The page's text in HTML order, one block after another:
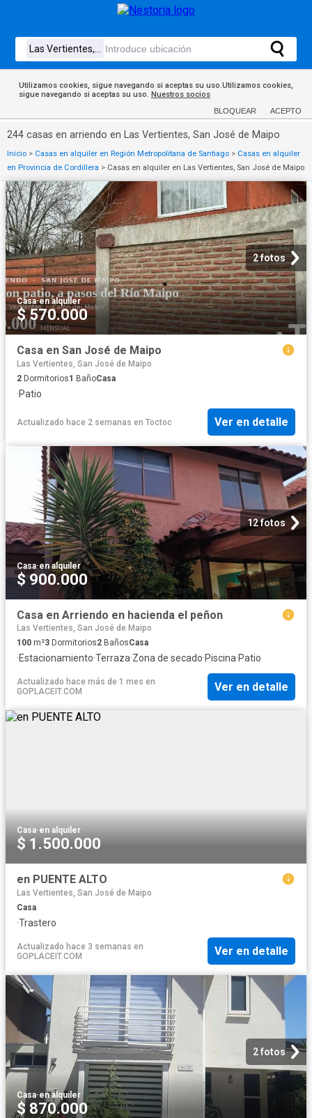
Utilizamos cookies, sigue navegando si aceptas su uso.Utilizamos cookies,
sigue navegando si aceptas su uso. Nuestros socios
BLOQUEAR ACEPTO
244 casas en arriendo en Las Vertientes, San José de Maipo
Inicio > Casas en alquiler en Región Metropolitana de Santiago > Casas en alquiler
en Provincia de Cordillera > Casas en alquiler en Las Vertientes, San José de Maipo
2 fotos
Casa·en alquiler
$ 570.000
Casa en San José de Maipo
Las Vertientes, San José de Maipo
2 Dormitorios1 BañoCasa
·Patio
Actualizado hace 2 semanas en Toctoc Ver en detalle
12 fotos
Casa·en alquiler
$ 900.000
Casa en Arriendo en hacienda el peñon
Las Vertientes, San José de Maipo
100 m²3 Dormitorios2 BañosCasa
·Estacionamiento·Terraza·Zona de secado·Piscina·Patio
Actualizado hace más de 1 mes en
GOPLACEIT.COM
Ver en detalle
Casa·en alquiler
$ 1.500.000
en PUENTE ALTO
Las Vertientes, San José de Maipo
Casa
·Trastero
Actualizado hace 3 semanas en
GOPLACEIT.COM
Ver en detalle
2 fotos
Casa·en alquiler
$ 870.000